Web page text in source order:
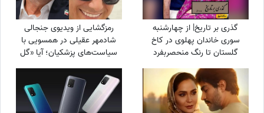
گذری بر تاریخ| از چهارشنبه
سوری خاندان پهلوی در کاخ
گلستان تا رنگ منحصربفرد
گیشا، 60 سال پیش
رمزگشایی از ویدیوی جنجالی
شادمهر عقیلی در همسویی با
سیاست‌های پزشکیان؛ آیا «گل
است؟